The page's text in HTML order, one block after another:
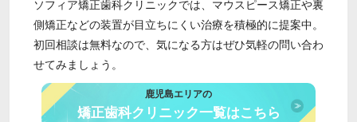
ソフィア矯正歯科クリニックでは、マウスピース矯正や裏
側矯正などの装置が目立ちにくい治療を積極的に提案中。
初回相談は無料なので、気になる方はぜひ気軽の問い合わ
せてみましょう。
鹿児島エリアの
矯正歯科クリニック一覧はこちら